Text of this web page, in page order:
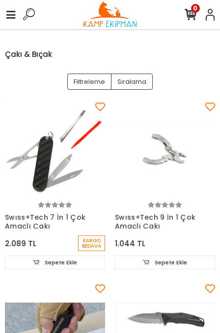
0
Çakı & Bıçak
Filtreleme Sıralama
Swıss+Tech 7 İn 1 Çok
Amaçlı Çakı
2.089 TL KARGO
BEDAVA
Sepete Ekle
Swıss+Tech 9 İn 1 Çok
Amaçlı Çakı
1.044 TL
Sepete Ekle